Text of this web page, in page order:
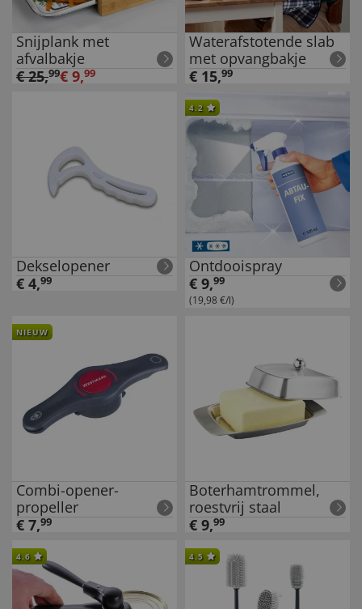
Snijplank met
afvalbakje
€25,99€ 9,99
Waterafstotende slab
met opvangbakje
€ 15,99
Dekselopener
€ 4,99
4.2
Ontdooispray
€ 9,99
(19,98 €/l)
NIEUW
Combi-opener-
propeller
€ 7,99
Boterhamtrommel,
roestvrij staal
€ 9,99
4.6 4.5